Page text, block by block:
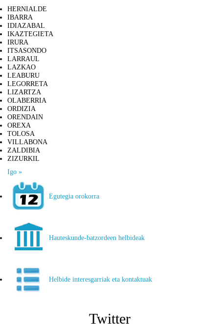
HERNIALDE
IBARRA
IDIAZABAL
IKAZTEGIETA
IRURA
ITSASONDO
LARRAUL
LAZKAO
LEABURU
LEGORRETA
LIZARTZA
OLABERRIA
ORDIZIA
ORENDAIN
OREXA
TOLOSA
VILLABONA
ZALDIBIA
ZIZURKIL
Igo »
Egutegia orokorra
Hauteskunde-batzordeen helbideak
Helbide interesgarriak eta kontaktuak
Twitter